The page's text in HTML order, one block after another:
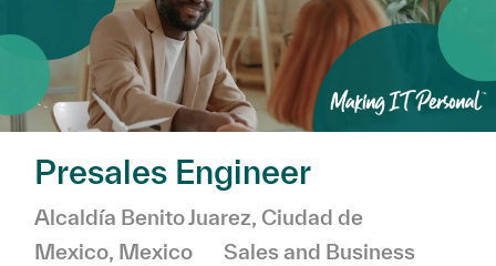
Presales Engineer
Location
Alcaldía Benito Juarez, Ciudad de
Mexico, Mexico
Category
Sales and Business